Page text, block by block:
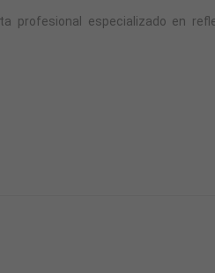
profesional especializado en